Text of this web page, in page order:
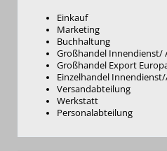
Einkauf
Marketing
Buchhaltung
Großhandel Innendienst/
Großhandel Export
Einzelhandel
Versandabteilung
Werkstatt
Personalabteilung